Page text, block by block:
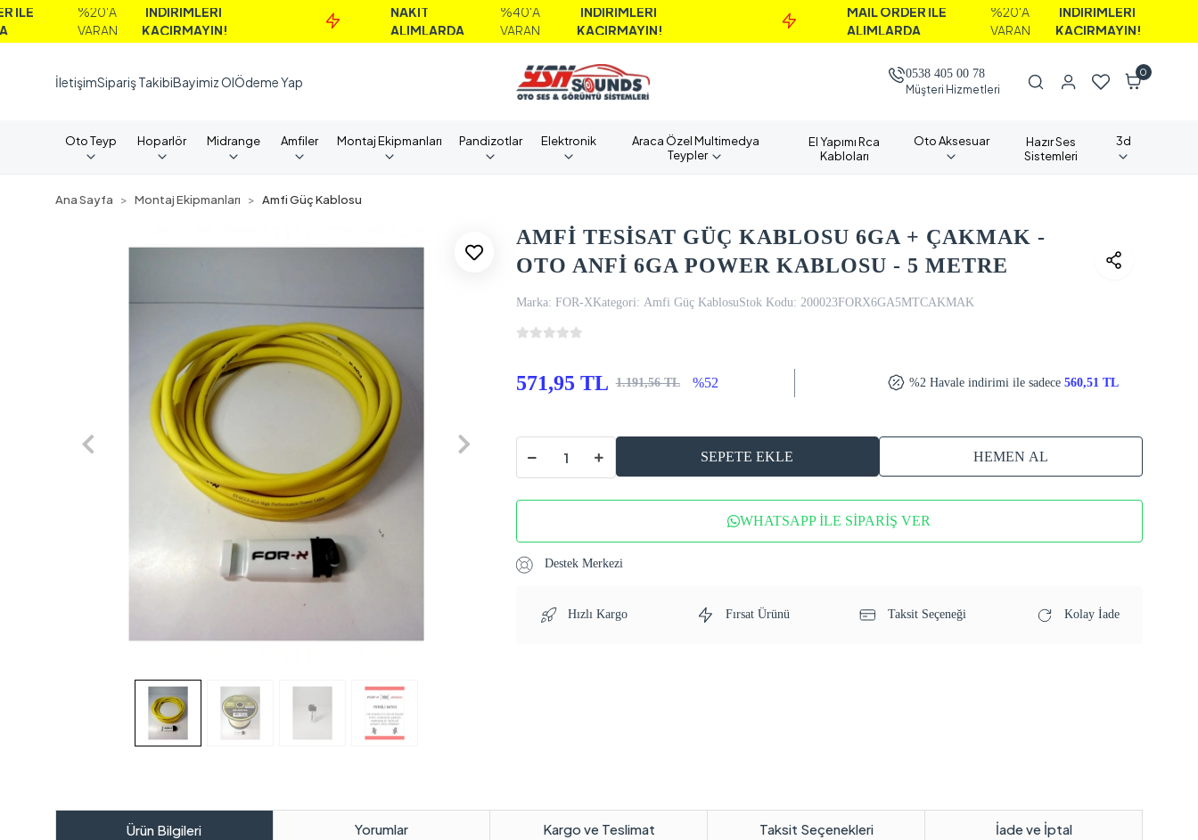
%20'A
İNDİRİMLERİ
KAÇIRMAYIN!
NAKİT
ALIMLARDA
VARAN
İNDİRİMLERİ
KAÇIRMAYIN!
MAİL ORDER İLE
ALIMLARDA
%20'A
İNDİRİMLERİ
KAÇIRMAYIN!
İletişimSipariş TakibiBayimiz OlÖdeme Yap
0538 405 00 78
Müşteri Hizmetleri
0
Oto Teyp Hoparlör Midrange Amfiler Montaj Ekipmanları Pandizotlar Elektronik
Araca Özel Multimedya
Teypler
El Yapımı Rca
Kabloları
Oto Aksesuar
Hazır Ses
Sistemleri
3d
Ana Sayfa Montaj Ekipmanları Amfi Güç Kablosu
AMFİ TESİSAT GÜÇ KABLOSU 6GA + ÇAKMAK -
OTO ANFİ 6GA POWER KABLOSU - 5 METRE
Marka: FOR-XKategori: Amfi Güç KablosuStok Kodu: 200023FORX6GA5MTCAKMAK
571,95 TL 1.191,56 TL %52 %2 Havale indirimi ile sadece560,51 TL
SEPETE EKLE HEMEN AL
WHATSAPP İLE SİPARİŞ VER
Destek Merkezi
Hızlı Kargo Fırsat Ürünü Taksit Seçeneği Kolay İade
Ürün Bilgileri Yorumlar Kargo ve Teslimat Taksit Seçenekleri İade ve İptal